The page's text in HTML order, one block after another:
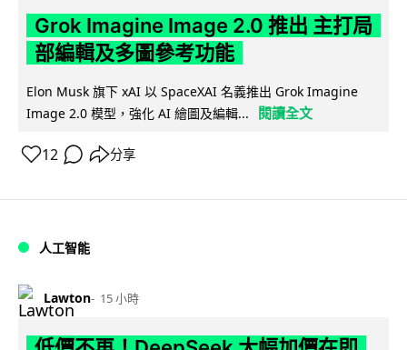
Grok Imagine Image 2.0 推出 主打局
部編輯及多圖參考功能
Elon Musk 旗下 xAI 以 SpaceXAI 名義推出 Grok Imagine
Image 2.0 模型，強化 AI 繪圖及編輯...
閱讀全文
12 分享
人工智能
Lawton 15 小時